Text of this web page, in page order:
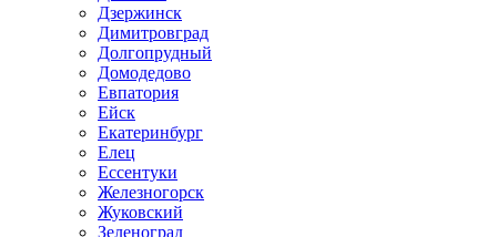
Дзержинск
Димитровград
Долгопрудный
Домодедово
Евпатория
Ейск
Екатеринбург
Елец
Ессентуки
Железногорск
Жуковский
Зеленоград